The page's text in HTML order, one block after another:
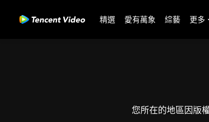
精選 愛有萬象 綜藝 更多